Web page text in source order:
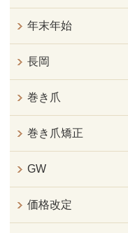
年末年始
長岡
巻き爪
巻き爪矯正
GW
価格改定